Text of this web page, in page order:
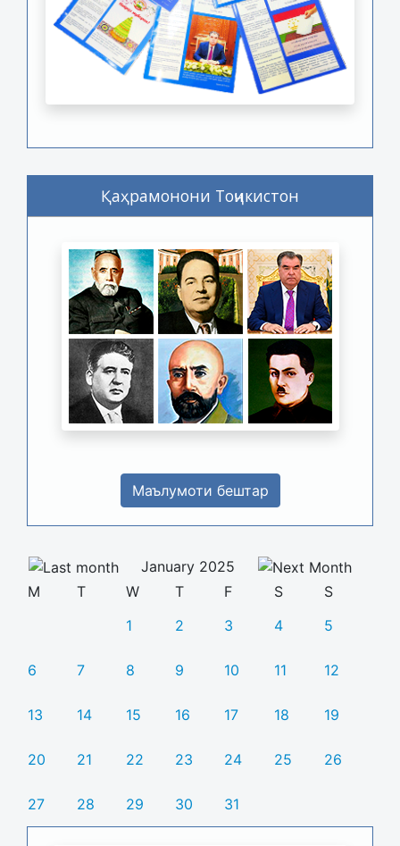
Қаҳрамонони Тоҷикистон
Маълумоти бештар
January 2025
M
T W T F S
S
1
2 3 4 5
6 7 8 9 10 11 12
13 14 15 16 17 18 19
20 21 22 23 24 25 26
27 28 29 30 31